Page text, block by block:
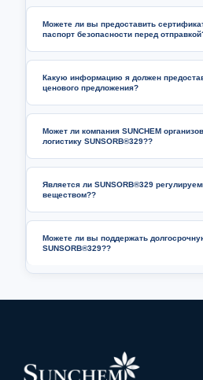
Можете ли вы предоставить
паспорт безопасности перед
Какую информацию я должен
ценового предложения?
Может ли компания SUNCHEM
логистику SUNSORB®329??
Является ли SUNSORB®329
веществом??
Можете ли вы поддержать
SUNSORB®329??